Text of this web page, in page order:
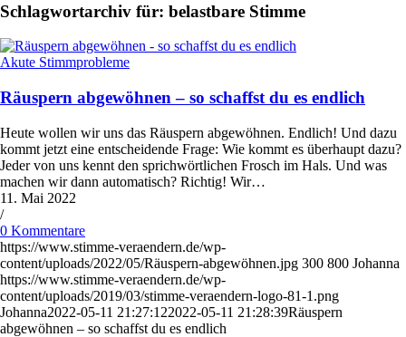
Schlagwortarchiv für: belastbare Stimme
Akute Stimmprobleme
Räuspern abgewöhnen – so schaffst du es endlich
Heute wollen wir uns das Räuspern abgewöhnen. Endlich! Und dazu
kommt jetzt eine entscheidende Frage: Wie kommt es überhaupt dazu?
Jeder von uns kennt den sprichwörtlichen Frosch im Hals. Und was
machen wir dann automatisch? Richtig! Wir…
11. Mai 2022
/
0 Kommentare
https://www.stimme-veraendern.de/wp-
content/uploads/2022/05/Räuspern-abgewöhnen.jpg 300 800 Johanna
https://www.stimme-veraendern.de/wp-
content/uploads/2019/03/stimme-veraendern-logo-81-1.png
Johanna2022-05-11 21:27:122022-05-11 21:28:39Räuspern
abgewöhnen – so schaffst du es endlich